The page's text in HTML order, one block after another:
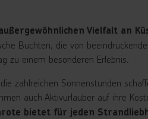
Vielfalt an
Buchten, die von
zu einem besonderen Erlebnis.
zahlreichen Sonnenstunden
auch Aktivurlauber auf ihre
bietet für jeden